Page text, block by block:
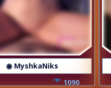
◉ MyshkaNiks
1090